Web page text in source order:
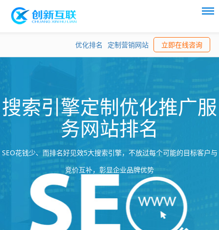
优化排名 定制营销网站 立即在线咨询
搜索引擎定制优化推广服
务网站排名
SEO花钱少、而排名好见效5大搜索引擎，不放过每个可能的目标客户与
竞价互补，彰显企业品牌优势